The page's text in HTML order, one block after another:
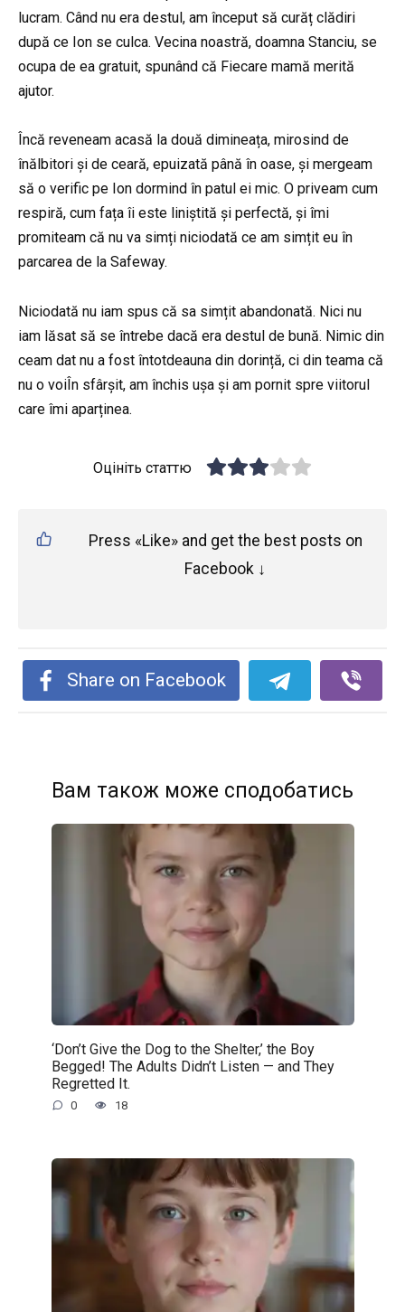
lucram. Când nu era destul, am început să curăț clădiri
după ce Ion se culca. Vecina noastră, doamna Stanciu, se
ocupa de ea gratuit, spunând că Fiecare mamă merită
ajutor.
Încă reveneam acasă la două dimineața, mirosind de
înălbitori și de ceară, epuizată până în oase, și mergeam
să o verific pe Ion dormind în patul ei mic. O priveam cum
respiră, cum fața îi este liniștită și perfectă, și îmi
promiteam că nu va simți niciodată ce am simțit eu în
parcarea de la Safeway.
Niciodată nu iam spus că sa simțit abandonată. Nici nu
iam lăsat să se întrebe dacă era destul de bună. Nimic din
ceam dat nu a fost întotdeauna din dorință, ci din teama că
nu o voiÎn sfârșit, am închis ușa și am pornit spre viitorul
care îmi aparținea.
Оцініть статтю
Press «Like» and get the best posts on
Facebook ↓
Share on Facebook
Вам також може сподобатись
‘Don’t Give the Dog to the Shelter,’ the Boy
Begged! The Adults Didn’t Listen — and They
Regretted It.
0 18